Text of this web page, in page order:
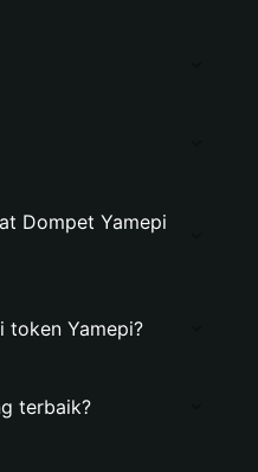
Dompet Yamepi
token Yamepi?
terbaik?